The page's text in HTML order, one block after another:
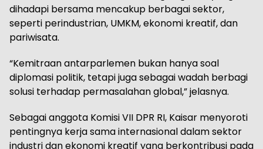
dihadapi bersama mencakup berbagai sektor,
seperti perindustrian, UMKM, ekonomi kreatif, dan
pariwisata.
“Kemitraan antarparlemen bukan hanya soal
diplomasi politik, tetapi juga sebagai wadah berbagi
solusi terhadap permasalahan global,” jelasnya.
Sebagai anggota Komisi VII DPR RI, Kaisar menyoroti
pentingnya kerja sama internasional dalam sektor
industri dan ekonomi kreatif yang berkontribusi pada